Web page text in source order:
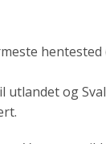
utlandet og